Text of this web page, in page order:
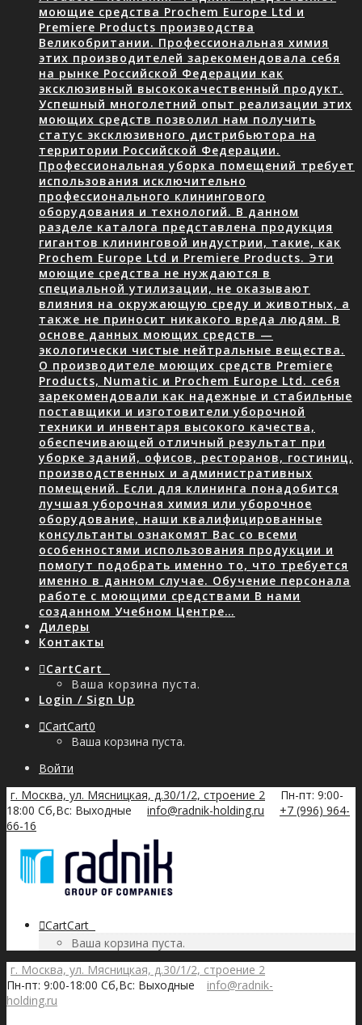
моющие средства Prochem Europe Ltd и
Premiere Products производства
Великобритании. Профессиональная химия
этих производителей зарекомендовала себя
на рынке Российской Федерации как
эксклюзивный высококачественный продукт.
Успешный многолетний опыт реализации этих
моющих средств позволил нам получить
статус эксклюзивного дистрибьютора на
территории Российской Федерации.
Профессиональная уборка помещений требует
использования исключительно
профессионального клинингового
оборудования и технологий. В данном
разделе каталога представлена продукция
гигантов клининговой индустрии, такие, как
Prochem Europe Ltd и Premiere Products. Эти
моющие средства не нуждаются в
специальной утилизации, не оказывают
влияния на окружающую среду и животных, а
также не приносит никакого вреда людям. В
основе данных моющих средств —
экологически чистые нейтральные вещества.
О производителе моющих средств Premiere
Products, Numatic и Prochem Europe Ltd. себя
зарекомендовали как надежные и стабильные
поставщики и изготовители уборочной
техники и инвентаря высокого качества,
обеспечивающей отличный результат при
уборке зданий, офисов, ресторанов, гостиниц,
производственных и административных
помещений. Если для клининга понадобится
лучшая уборочная химия или уборочное
оборудование, наши квалифицированные
консультанты ознакомят Вас со всеми
особенностями использования продукции и
помогут подобрать именно то, что требуется
именно в данном случае. Обучение персонала
работе с моющими средствами В нами
созданном Учебном Центре…
Дилеры
Контакты
CartCart
Ваша корзина пуста.
Login / Sign Up
CartCart0
Ваша корзина пуста.
Войти
г. Москва, ул. Мясницкая, д.30/1/2, строение 2
Пн-пт: 9:00-
18:00 Сб,Вс: Выходные
info@radnik-holding.ru
+7 (996) 964-
66-16
CartCart
Ваша корзина пуста.
г. Москва, ул. Мясницкая, д.30/1/2, строение 2
Пн-пт: 9:00-18:00 Сб,Вс: Выходные
info@radnik-
holding.ru